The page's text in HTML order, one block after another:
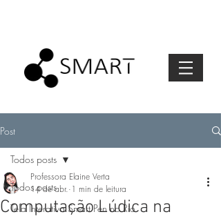
Post
Todos posts
Tela Interativa Smart Pen no Rio
Todos posts
Computação Lúdica na
Professora Elaine Verta
14 de abr. 1 min de leitura